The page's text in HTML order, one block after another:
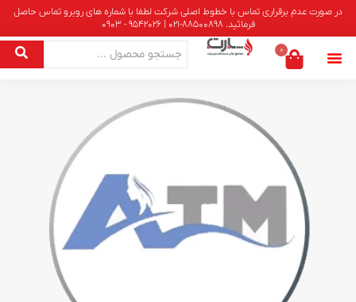
در صورت عدم برقراری تماس با خطوط اصلی شرکت لطفا با شماره های روبرو تماس حاصل
فرمائید. 88500898-021 | 9542026 - 0903
0